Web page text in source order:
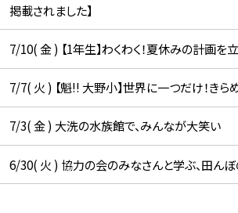
掲載されました】
7/10( 金 ) 【1年生】わくわく！夏休みの計画を
7/7( 火 ) 【魁!! 大野小】世界に一つだけ！きら
7/3( 金 ) 大洗の水族館で、みんなが大笑い
6/30( 火 ) 協力の会のみなさんと学ぶ、田ん